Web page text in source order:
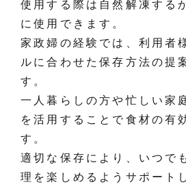
使用する際は自然解凍する
に使用できます。
家政婦の経験では、利用者
ルに合わせた保存方法の提
す。
一人暮らしの方や忙しい家
を活用することで食材の有
す。
適切な保存により、いつで
理を楽しめるようサポート